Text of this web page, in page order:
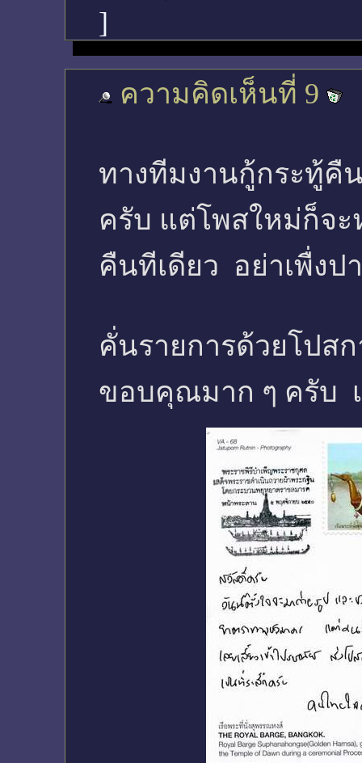
]
ความคิดเห็นที่ 9
ทางทีมงานกู้กระทู้
ครับ แต่โพสใหม่ก็จะ
คืนทีเดียว อย่าเพื่งป
คั่นรายการด้วยโปส
ขอบคุณมาก ๆ ครับ